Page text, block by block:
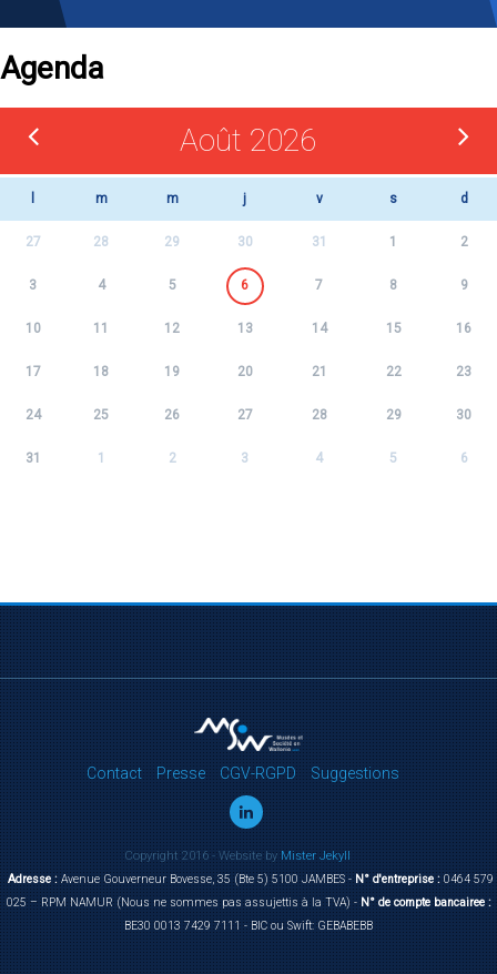
Agenda
Août 2026
m m j v s d
27 28 29 30 31 1 2
3 4 5 6 7 8 9
10 11 12 13 14 15 16
17 18 19 20 21 22 23
24 25 26 27 28 29 30
31 1 2 3 4 5 6
Contact Presse CGV-RGPD Suggestions
Copyright 2016 - Website byMister Jekyll
Adresse :Avenue Gouverneur Bovesse, 35 (Bte 5) 5100 JAMBES -N° d'entreprise :0464 579
025 – RPM NAMUR (Nous ne sommes pas assujettis à la TVA) -N° de compte bancairee :
BE30 0013 7429 7111 - BIC ou Swift: GEBABEBB